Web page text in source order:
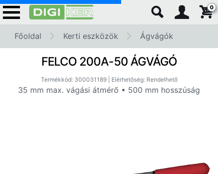
0
Főoldal Kerti eszközök Ágvágók
FELCO 200A-50 ÁGVÁGÓ
Termékkód: 300031189 | Elérhetőség: Rendelhető
35 mm max. vágási átmérő • 500 mm hosszúság